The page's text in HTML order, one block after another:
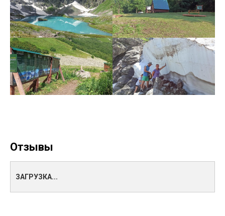
Отзывы
ЗАГРУЗКА...